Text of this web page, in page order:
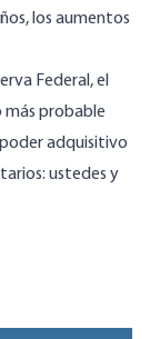
los aumentos
Federal, el
más probable
adquisitivo
ustedes y